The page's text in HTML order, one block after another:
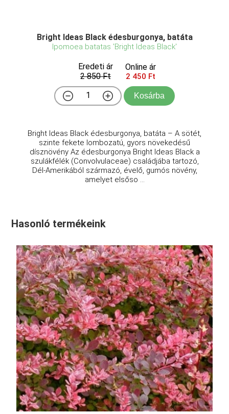
Bright Ideas Black édesburgonya, batáta
Ipomoea batatas 'Bright Ideas Black'
Eredeti ár
2 850 Ft
Online ár
2 450 Ft
Kosárba
Bright Ideas Black édesburgonya, batáta – A sötét,
szinte fekete lombozatú, gyors növekedésű
dísznövény Az édesburgonya Bright Ideas Black a